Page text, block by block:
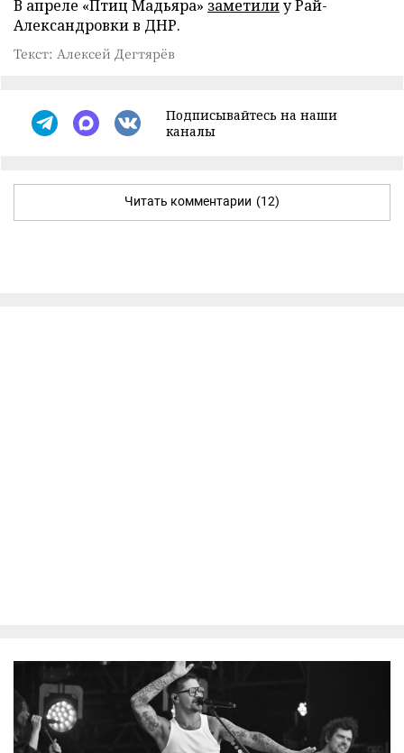
В апреле «Птиц Мадьяра» заметилиу Рай-
Александровки в ДНР.
Текст: Алексей Дегтярёв
Подписывайтесь на наши
каналы
Читать комментарии (12)